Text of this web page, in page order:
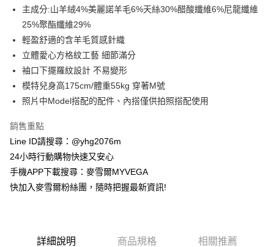
上海商業儲蓄銀行
台北富邦商業銀行
國泰世華商業銀行
臺灣中小企業銀行
匯豐（台灣）商業銀行
聯邦商業銀行
元大商業銀行
玉山商業銀行
星展（台灣）商業銀行
台新國際商業銀行
中國信託商業銀行
LINE Pay
Apple Pay
街口支付
ATM付款
貨到付款
運送方式
全家取貨付款
每筆NT$100，滿NT$599(含以上)免運費
主成分:山羊絨4%美麗諾羊毛6%天絲30%醋酸纖維6%尼龍纖維
25%聚酯纖維29%
輕盈舒適的含羊毛質感針織
立體愛心方格紋工藝 細節滿分
袖口下擺羅紋設計 不易變形
模特兒身高175cm/體重55kg 穿著M號
照片中Model搭配的配件、內搭僅供拍照搭配使用
銷售重點
Line ID請搜尋：@yhg2076m
24小時行動購物快速又安心
手機APP下載搜尋：麥雪爾MYVEGA
快加入麥雪爾粉絲團，隨時把握最新資訊!
詳細說明 商品規格 相關推薦